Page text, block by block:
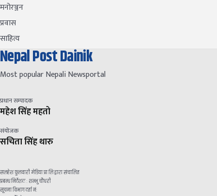
मनोरञ्जन
प्रवास
साहित्य
Nepal Post Dainik
Most popular Nepali Newsportal
प्रधान सम्पादक
महेश सिंह महतो
संयोजक
सचिता सिंह थारु
सलहेश फुलवारी मेडिया प्रा लि द्वारा संचालित
प्रबन्ध निर्देशक : शम्भु चौधरी
सूचना विभाग दर्ता नं: